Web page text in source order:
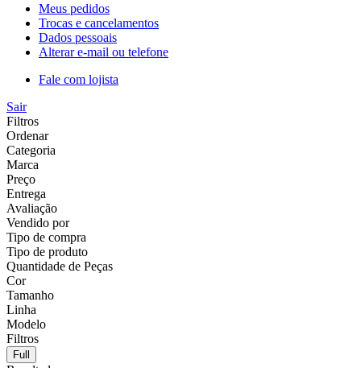
Meus pedidos
Trocas e cancelamentos
Dados pessoais
Alterar e-mail ou telefone
Fale com lojista
Sair
Filtros
Ordenar
Categoria
Marca
Preço
Entrega
Avaliação
Vendido por
Tipo de compra
Tipo de produto
Quantidade de Peças
Cor
Tamanho
Linha
Modelo
Filtros
Full